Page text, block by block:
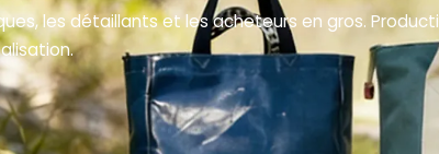
les détaillants et les acheteurs en gros.